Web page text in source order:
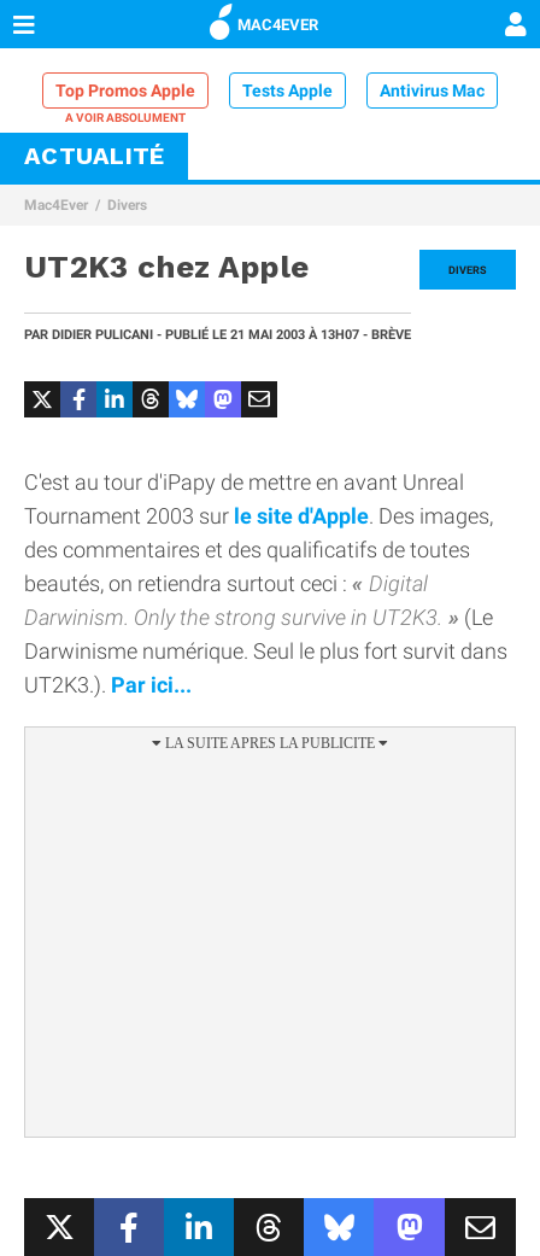
MAC4EVER
Top Promos Apple Tests Apple Antivirus Mac
VPN Mac
Comparatif iPhone
ACTUALITÉ
Mac4Ever Divers
DIVERS
UT2K3 chez Apple
PAR DIDIER PULICANI - PUBLIÉ LE 21 MAI 2003 À 13H07 - BRÈVE
C'est au tour d'iPapy de mettre en avant Unreal
Tournament 2003 sur le site d'Apple. Des images,
des commentaires et des qualificatifs de toutes
beautés, on retiendra surtout ceci :
Digital
Darwinism. Only the strong survive in UT2K3.
(Le
Darwinisme numérique. Seul le plus fort survit dans
UT2K3.). Par ici...